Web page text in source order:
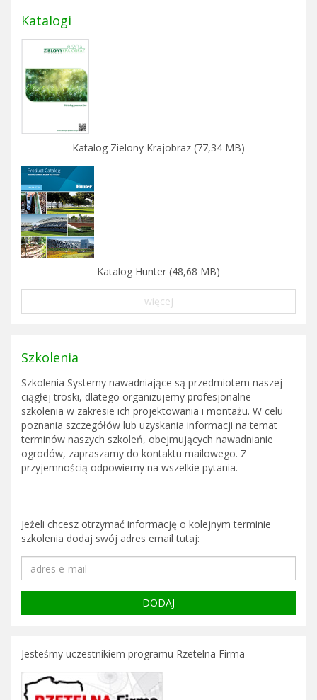
Katalogi
Katalog Zielony Krajobraz (77,34 MB)
Katalog Hunter (48,68 MB)
więcej
Szkolenia
Szkolenia Systemy nawadniające są przedmiotem naszej
ciągłej troski, dlatego organizujemy profesjonalne
szkolenia w zakresie ich projektowania i montażu. W celu
poznania szczegółów lub uzyskania informacji na temat
terminów naszych szkoleń, obejmujących nawadnianie
ogrodów, zapraszamy do kontaktu mailowego. Z
przyjemnością odpowiemy na wszelkie pytania.
Jeżeli chcesz otrzymać informację o kolejnym terminie
szkolenia dodaj swój adres email tutaj:
Jesteśmy uczestnikiem programu Rzetelna Firma